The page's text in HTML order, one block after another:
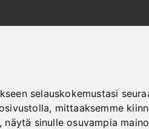
selauskokemustasi
, mittaaksemme
, näytä sinulle osuvampia